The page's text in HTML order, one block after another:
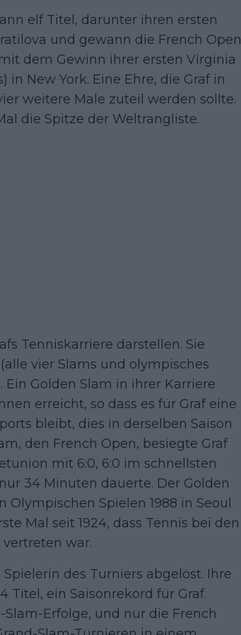
elf Titel, darunter ihren ersten
und gewann die French Open
dem Gewinn ihrer ersten Virginia
New York. Eine Ehre, die Graf in
weitere Male zuteil werden sollte.
die Spitze der Weltrangliste.
Tenniskarriere darstellen. Sie
vier Slams und olympisches
Golden Slam in ihrer Karriere
erreicht, so dass es für Graf eine
bleibt, dies in derselben Saison
den French Open, besiegte Graf
mit 6:0, 6:0 im schnellsten
34 Minuten dauerte. Der Golden
Spielen 1988 in Seoul
Mal seit 1924, dass Tennis bei den
war.
des Turniers abgelöst. Ihre
Titel, ein Saisonrekord für Graf.
Erfolge, und nur die French